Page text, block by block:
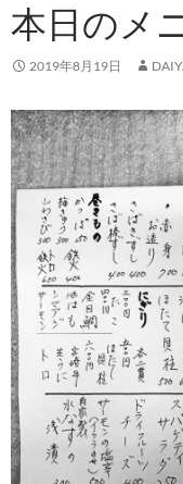
本日のメ
2019年8月19日